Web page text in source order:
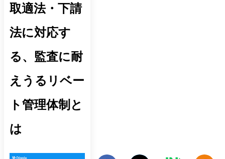
取適法・下請
法に対応す
る、監査に耐
えうるリベー
ト管理体制と
は